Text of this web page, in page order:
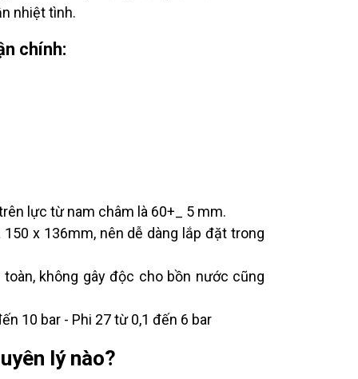
nhiệt tình.
chính:
lực từ nam châm là 60+_ 5 mm.
x 136mm, nên dễ dàng lắp đặt trong
không gây độc cho bồn nước cũng
10 bar - Phi 27 từ 0,1 đến 6 bar
lý nào?